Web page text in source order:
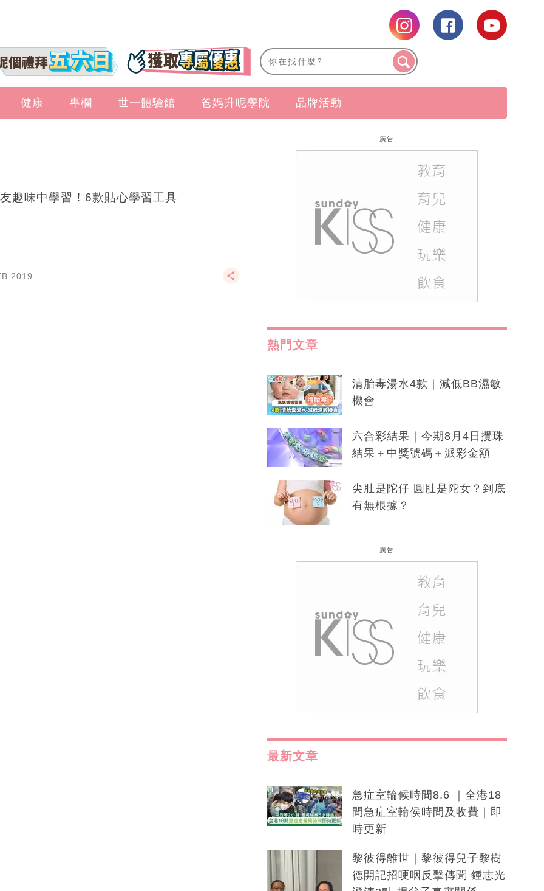
健康 專欄 世一體驗館 爸媽升呢學院 品牌活動
趣味中學習！6款貼心學習工具
2019
廣告
熱門文章
清胎毒湯水4款｜減低BB濕敏
機會
六合彩結果｜今期8月4日攪珠
結果＋中獎號碼＋派彩金額
尖肚是陀仔 圓肚是陀女？到底
有無根據？
廣告
最新文章
急症室輪候時間8.6 ｜全港18
間急症室輪侯時間及收費｜即
時更新
黎彼得離世｜黎彼得兒子黎樹
德開記招哽咽反擊傳聞 鍾志光